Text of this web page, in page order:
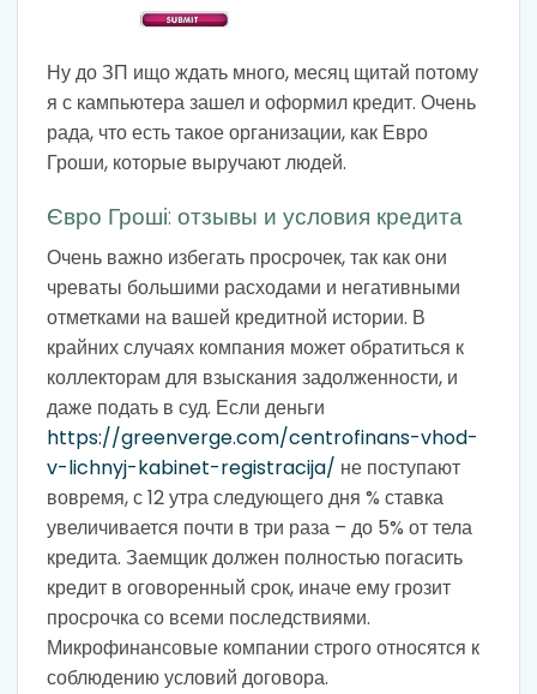
Ну до ЗП ищо ждать много, месяц щитай потому
я с кампьютера зашел и оформил кредит. Очень
рада, что есть такое организации, как Евро
Гроши, которые выручают людей.
Євро Гроші: отзывы и условия кредита
Очень важно избегать просрочек, так как они
чреваты большими расходами и негативными
отметками на вашей кредитной истории. В
крайних случаях компания может обратиться к
коллекторам для взыскания задолженности, и
даже подать в суд. Если деньги
https://greenverge.com/centrofinans-vhod-
v-lichnyj-kabinet-registracija/ не поступают
вовремя, с 12 утра следующего дня % ставка
увеличивается почти в три раза – до 5% от тела
кредита. Заемщик должен полностью погасить
кредит в оговоренный срок, иначе ему грозит
просрочка со всеми последствиями.
Микрофинансовые компании строго относятся к
соблюдению условий договора.